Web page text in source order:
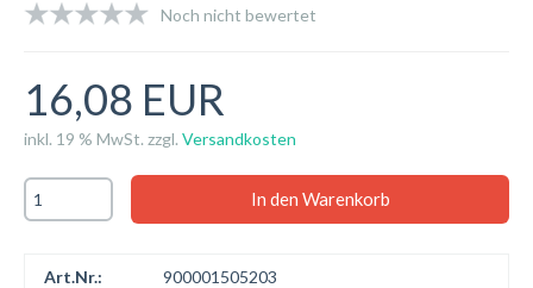
Noch nicht bewertet
16,08 EUR
inkl. 19 % MwSt. zzgl. Versandkosten
Art.Nr.: 900001505203